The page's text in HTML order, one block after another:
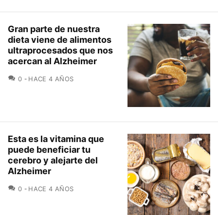
Gran parte de nuestra
dieta viene de alimentos
ultraprocesados que nos
acercan al Alzheimer
0 COMENTARIOS
HACE 4 AÑOS
Esta es la vitamina que
puede beneficiar tu
cerebro y alejarte del
Alzheimer
0 COMENTARIOS
HACE 4 AÑOS